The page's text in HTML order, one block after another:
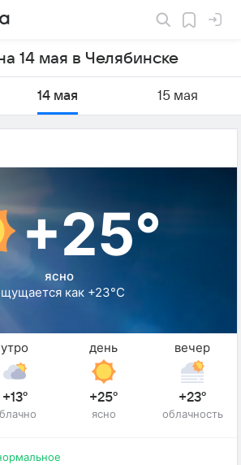
14 мая в Челябинске
14 мая 15 мая
+25°
ясно
как +23°C
утро
+13°
день
+25°
ясно
вечер
+23°
облачность